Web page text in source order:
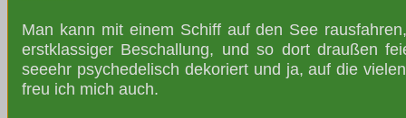
Man kann mit einem Schiff auf den See
erstklassiger Beschallung, und so dort draußen
seeehr psychedelisch dekoriert und ja, auf die
freu ich mich auch.